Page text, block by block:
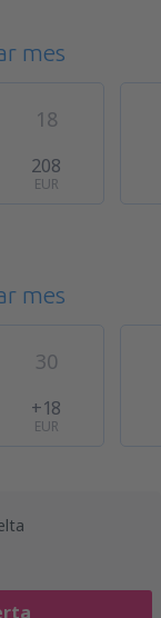
mes
18
208
EUR
mes
30
+18
EUR